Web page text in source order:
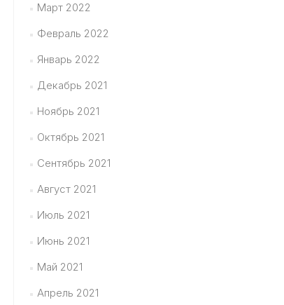
Март 2022
Февраль 2022
Январь 2022
Декабрь 2021
Ноябрь 2021
Октябрь 2021
Сентябрь 2021
Август 2021
Июль 2021
Июнь 2021
Май 2021
Апрель 2021